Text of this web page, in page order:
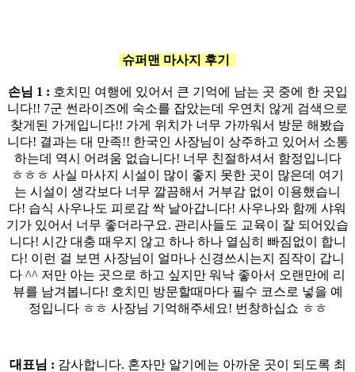
슈퍼맨 마사지 후기
손님 1 : 호치민 여행에 있어서 큰 기억에 남는 곳 중에 한 곳입
니다!! 7군 썬라이즈에 숙소를 잡았는데 우연치 않게 검색으로
찾게된 가게입니다!! 가게 위치가 너무 가까워서 방문 해봤습
니다! 결과는 대 만족!! 한국인 사장님이 상주하고 있어서 소통
하는데 역시 어려움 없습니다! 너무 친절하셔서 함정입니다
ㅎㅎㅎ 사실 마사지 시설이 많이 좋지 못한 곳이 많은데 여기
는 시설이 생각보다 너무 깔끔해서 거부감 없이 이용했습니
다! 습식 사우나도 피로감 싹 날아갑니다! 사우나와 함께 샤워
기가 있어서 너무 좋더라구요. 관리사들도 교육이 잘 되어있습
니다! 시간 대충 때우지 않고 하나 하나 열심히 빠짐없이 합니
다! 이런 걸 보면 사장님이 얼마나 신경쓰시는지 짐작이 갑니
다 ^^ 저만 아는 곳으로 하고 싶지만 워낙 좋아서 오랜만에 리
뷰를 남겨봅니다! 호치민 방문할때마다 필수 코스로 넣을 예
정입니다 ㅎㅎ 사장님 기억해주세요! 번창하십쇼 ㅎㅎ
대표님 : 감사합니다. 혼자만 알기에는 아까운 곳이 되도록 최